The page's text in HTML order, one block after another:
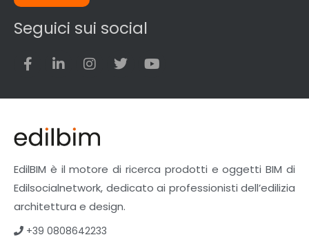
Seguici sui social
EdilBIM è il motore di ricerca prodotti e oggetti BIM di
Edilsocialnetwork, dedicato ai professionisti dell’edilizia
architettura e design.
+39 0808642233